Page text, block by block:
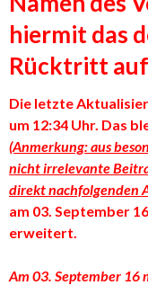
hiermit das
Rücktritt auf
Die letzte
um 12:34 Uhr. Das
(Anmerkung: aus
nicht irrelevante
direkt nachfolgenden
am 03. September
erweitert.
Am 03. September 16